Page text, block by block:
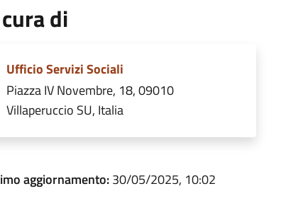
di
Ufficio Servizi Sociali
Piazza IV Novembre, 18, 09010
Villaperuccio SU, Italia
aggiornamento:30/05/2025, 10:02